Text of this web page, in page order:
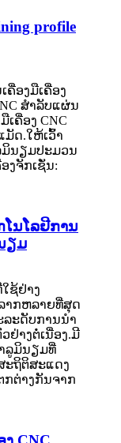
profile
ຄື່ອງມືເຄື່ອງ
ສໍາລັບແຜ່ນ
ຄື່ອງ CNC
ມັດ.ໃຫ້ເວົ້າ
ມິນຽມປະມວນ
ງຈັກເຊັ່ນ:
ນໂລຢີການ
ຽມ
ຊ້ຢ່າງ
າກຫລາຍທີ່ສຸດ
ລະດັບການນໍາ
ຢ່າງຕໍ່ເນື່ອງ.ມີ
ລູມິນຽມທີ່
ະຖິຕິສະແດງ
ຕ່າງກັນຈາກ